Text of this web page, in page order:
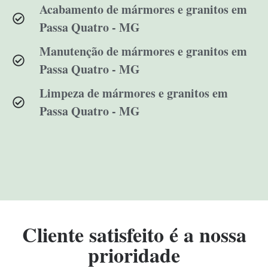
Acabamento de mármores e granitos em
Passa Quatro - MG
Manutenção de mármores e granitos em
Passa Quatro - MG
Limpeza de mármores e granitos em
Passa Quatro - MG
Cliente satisfeito é a nossa
prioridade